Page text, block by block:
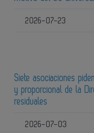
2026-07-23
Siete asociaciones
y proporcional de la
residuales
2026-07-03